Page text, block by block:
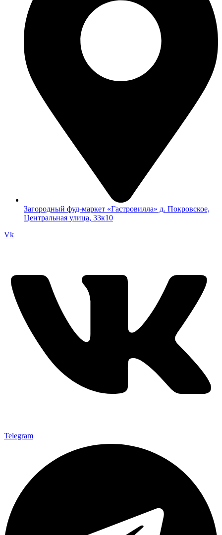
Загородный фуд-маркет «Гастровилла» д. Покровское,
Центральная улица, 33к10
Vk
Telegram